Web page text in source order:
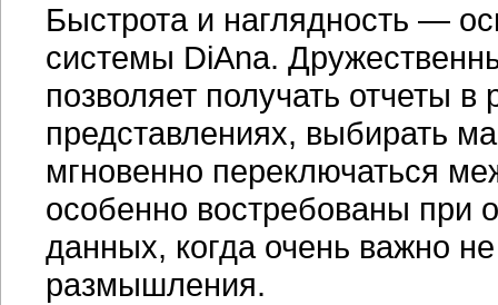
Быстрота и наглядность —
системы DiAna.
позволяет получать отчеты
представлениях, выбирать
мгновенно переключаться
особенно востребованы при
данных, когда очень важно
размышления.